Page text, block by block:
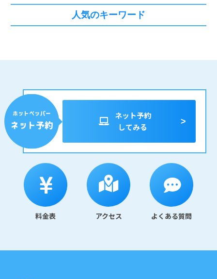
人気のキーワード
ネット予約
してみる
料金表 アクセス よくある質問